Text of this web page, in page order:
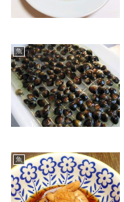
魚
魚